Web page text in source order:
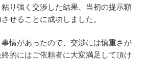
り強く交渉した結果、当初の提示額
せることに成功しました。
情があったので、交渉には慎重さが
的にはご依頼者に大変満足して頂け